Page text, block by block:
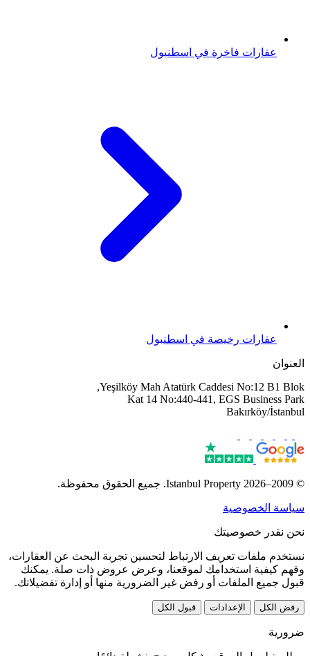
عقارات فاخرة في اسطنبول
عقارات رخيصة في اسطنبول
العنوان
Yeşilköy Mah Atatürk Caddesi No:12 B1 Blok,
Kat 14 No:440-441, EGS Business Park
Bakırköy/İstanbul
© 2009–2026 Istanbul Property. جميع الحقوق محفوظة.
سياسة الخصوصية
نحن نقدر خصوصيتك
نستخدم ملفات تعريف الارتباط لتحسين تجربة البحث عن العقارات،
وفهم كيفية استخدامك لموقعنا، وعرض عروض ذات صلة. يمكنك
قبول جميع الملفات أو رفض غير الضرورية منها أو إدارة تفضيلاتك.
رفض الكل الإعدادات قبول الكل
ضرورية